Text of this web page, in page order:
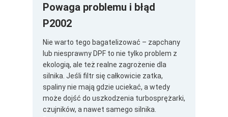
Powaga problemu i błąd
P2002
Nie warto tego bagatelizować – zapchany
lub niesprawny DPF to nie tylko problem z
ekologią, ale też realne zagrożenie dla
silnika. Jeśli filtr się całkowicie zatka,
spaliny nie mają gdzie uciekać, a wtedy
może dojść do uszkodzenia turbosprężarki,
czujników, a nawet samego silnika.